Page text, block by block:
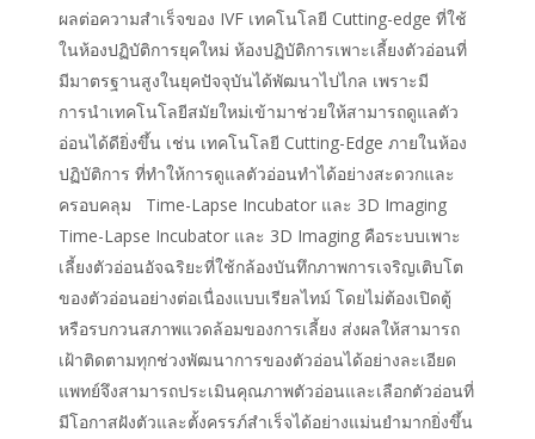
ผลต่อความสำเร็จของ IVF เทคโนโลยี Cutting-edge ที่ใช้
ในห้องปฏิบัติการยุคใหม่ ห้องปฏิบัติการเพาะเลี้ยงตัวอ่อนที่
มีมาตรฐานสูงในยุคปัจจุบันได้พัฒนาไปไกล เพราะมี
การนำเทคโนโลยีสมัยใหม่เข้ามาช่วยให้สามารถดูแลตัว
อ่อนได้ดียิ่งขึ้น เช่น เทคโนโลยี Cutting-Edge ภายในห้อง
ปฏิบัติการ ที่ทำให้การดูแลตัวอ่อนทำได้อย่างสะดวกและ
ครอบคลุม Time-Lapse Incubator และ 3D Imaging
Time-Lapse Incubator และ 3D Imaging คือระบบเพาะ
เลี้ยงตัวอ่อนอัจฉริยะที่ใช้กล้องบันทึกภาพการเจริญเติบโต
ของตัวอ่อนอย่างต่อเนื่องแบบเรียลไทม์ โดยไม่ต้องเปิดตู้
หรือรบกวนสภาพแวดล้อมของการเลี้ยง ส่งผลให้สามารถ
เฝ้าติดตามทุกช่วงพัฒนาการของตัวอ่อนได้อย่างละเอียด
แพทย์จึงสามารถประเมินคุณภาพตัวอ่อนและเลือกตัวอ่อนที่
มีโอกาสฝังตัวและตั้งครรภ์สำเร็จได้อย่างแม่นยำมากยิ่งขึ้น